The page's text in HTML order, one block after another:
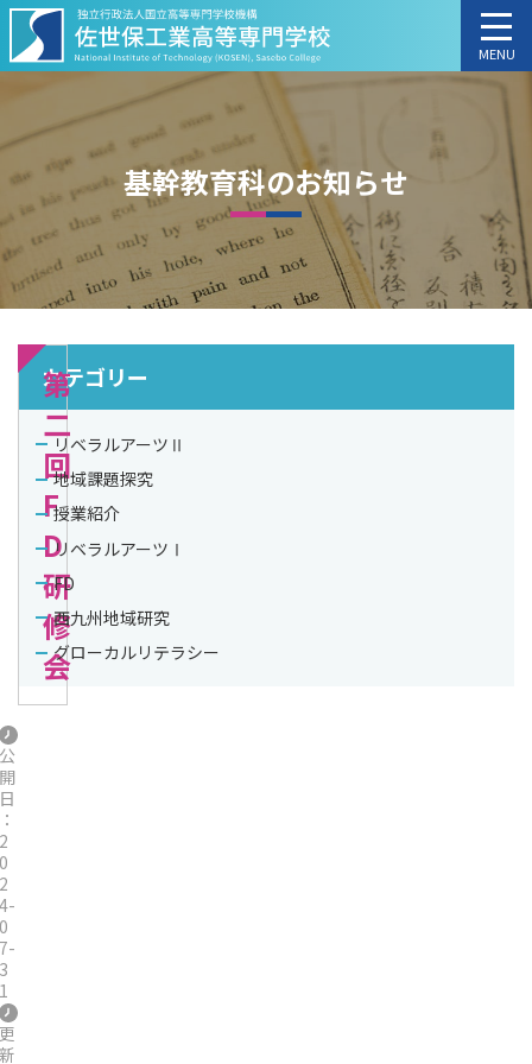
MENU
基幹教育科のお知らせ
第
二
回
F
D
研
修
会
公
開
日
：
2
0
2
4-
0
7-
3
1
更
新
カテゴリー
リベラルアーツⅡ
地域課題探究
授業紹介
リベラルアーツⅠ
FD
西九州地域研究
グローカルリテラシー